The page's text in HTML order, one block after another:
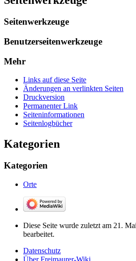
Seitenwerkzeuge
Benutzerseitenwerkzeuge
Mehr
Links auf diese Seite
Änderungen an verlinkten Seiten
Druckversion
Permanenter Link
Seiten­­informationen
Seitenlogbücher
Kategorien
Kategorien
Orte
Diese Seite wurde zuletzt am 21.
bearbeitet.
Datenschutz
Über Freimaurer-Wiki